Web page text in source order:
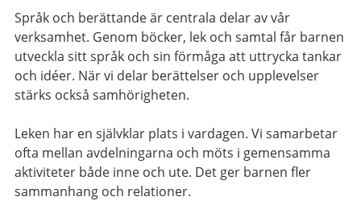
Språk och berättande är centrala delar av vår
verksamhet. Genom böcker, lek och samtal får barnen
utveckla sitt språk och sin förmåga att uttrycka tankar
och idéer. När vi delar berättelser och upplevelser
stärks också samhörigheten.
Leken har en självklar plats i vardagen. Vi samarbetar
ofta mellan avdelningarna och möts i gemensamma
aktiviteter både inne och ute. Det ger barnen fler
sammanhang och relationer.